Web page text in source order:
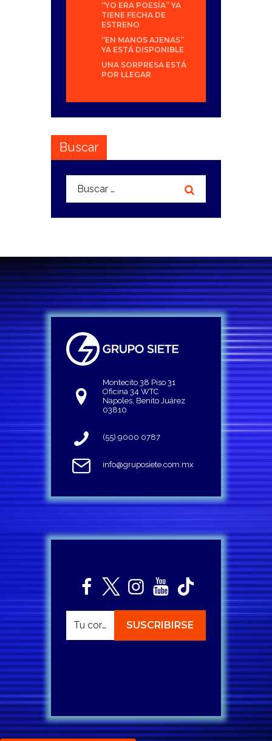
“YO ERA POESÍA” YA
TIENE FECHA DE
ESTRENO
“EN MANOS AJENAS”
YA ESTÁ DISPONIBLE
UNA SORPRESA ESTÁ
POR LLEGAR
Buscar
Buscar:
Montecito 38 Piso 31
Oficina 34 WTC
Napoles, Benito Juárez
03810
(55) 9000 0787
info@gruposiete.com.mx